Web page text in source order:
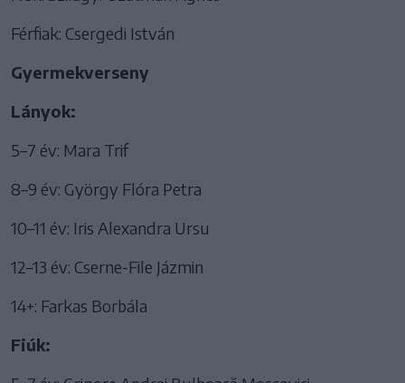
Férfiak: Csergedi István
Gyermekverseny
Lányok:
5–7 év: Mara Trif
8–9 év: György Flóra Petra
10–11 év: Iris Alexandra Ursu
12–13 év: Cserne-File Jázmin
14+: Farkas Borbála
Fiúk: